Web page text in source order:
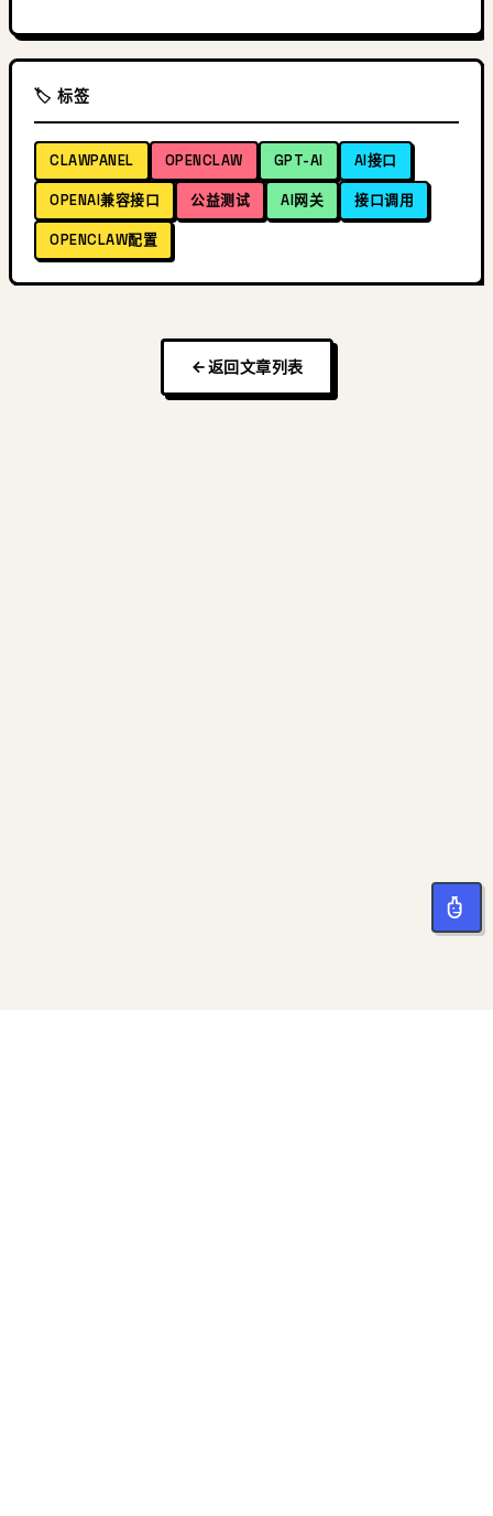
🏷️ 标签
CLAWPANEL OPENCLAW GPT-AI AI接口
OPENAI兼容接口 公益测试 AI网关 接口调用
OPENCLAW配置
返回文章列表